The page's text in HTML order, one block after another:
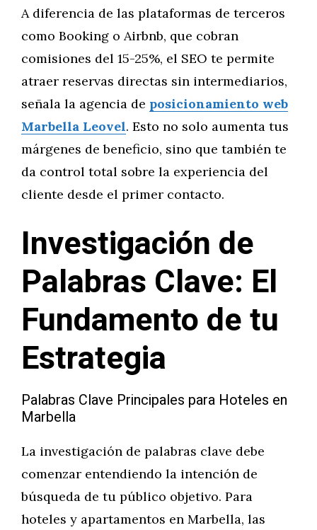
A diferencia de las plataformas de terceros
como Booking o Airbnb, que cobran
comisiones del 15-25%, el SEO te permite
atraer reservas directas sin intermediarios,
señala la agencia de posicionamiento web
Marbella Leovel. Esto no solo aumenta tus
márgenes de beneficio, sino que también te
da control total sobre la experiencia del
cliente desde el primer contacto.
Investigación de
Palabras Clave: El
Fundamento de tu
Estrategia
Palabras Clave Principales para Hoteles en
Marbella
La investigación de palabras clave debe
comenzar entendiendo la intención de
búsqueda de tu público objetivo. Para
hoteles y apartamentos en Marbella, las